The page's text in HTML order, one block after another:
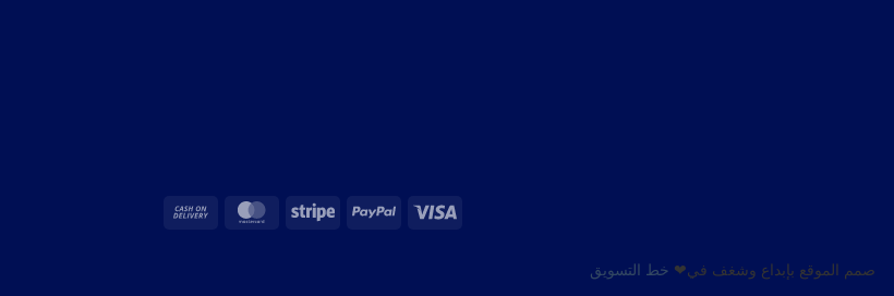
صمم الموقع بإبداع وشغف في❤ خط التسويق